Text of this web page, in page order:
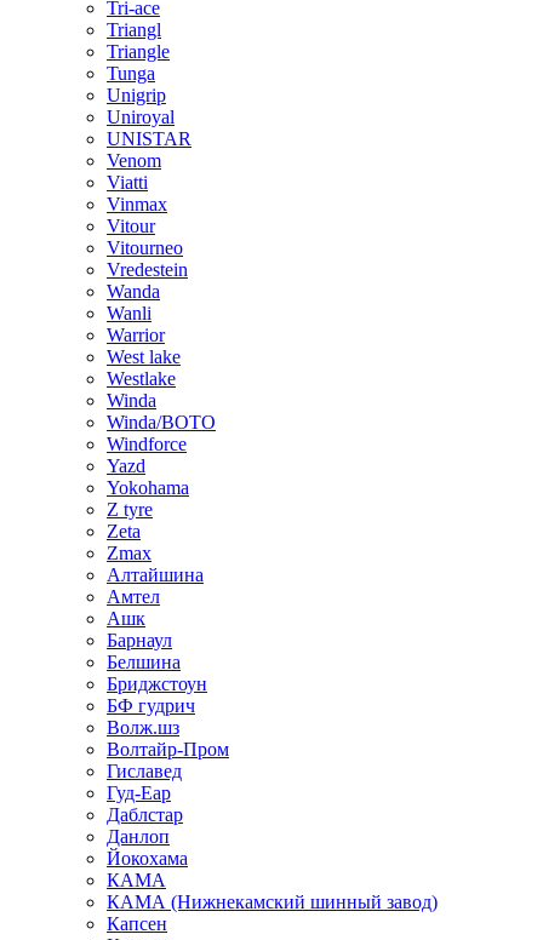
Tri-ace
Triangl
Triangle
Tunga
Unigrip
Uniroyal
UNISTAR
Venom
Viatti
Vinmax
Vitour
Vitourneo
Vredestein
Wanda
Wanli
Warrior
West lake
Westlake
Winda
Winda/BOTO
Windforce
Yazd
Yokohama
Z tyre
Zeta
Zmax
Алтайшина
Амтел
Ашк
Барнаул
Белшина
Бриджстоун
БФ гудрич
Волж.шз
Волтайр-Пром
Гиславед
Гуд-Еар
Даблстар
Данлоп
Йокохама
КАМА
КАМА (Нижнекамский шинный завод)
Капсен